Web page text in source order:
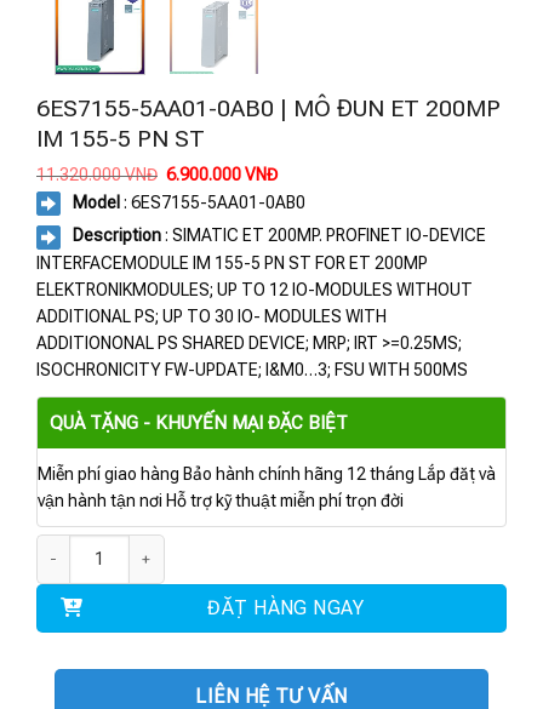
6ES7155-5AA01-0AB0 | MÔ ĐUN ET 200MP
IM 155-5 PN ST
11.320.000VNĐ Giá
là:
11.320.000 VNĐ.
6.900.000VNĐGiá
tại
là:
6.900.000 VNĐ.
Model : 6ES7155-5AA01-0AB0
Description: SIMATIC ET 200MP. PROFINET IO-DEVICE
INTERFACEMODULE IM 155-5 PN ST FOR ET 200MP
ELEKTRONIKMODULES; UP TO 12 IO-MODULES WITHOUT
ADDITIONAL PS; UP TO 30 IO- MODULES WITH
ADDITIONONAL PS SHARED DEVICE; MRP; IRT >=0.25MS;
ISOCHRONICITY FW-UPDATE; I&M0…3; FSU WITH 500MS
QUÀ TẶNG - KHUYẾN MẠI ĐẶC BIỆT
Miễn phí giao hàng Bảo hành chính hãng 12 tháng Lắp đặt và
vận hành tận nơi Hỗ trợ kỹ thuật miễn phí trọn đời
ĐẶT HÀNG NGAY
LIÊN HỆ TƯ VẤN